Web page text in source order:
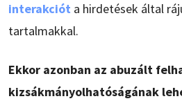
interakciót a hirdetések által
tartalmakkal.
Ekkor azonban az abuzált
kizsákmányolhatóságának